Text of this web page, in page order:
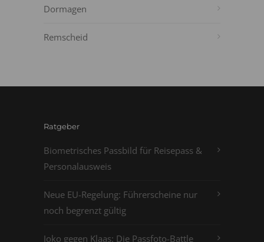
Dormagen
Remscheid
Ratgeber
Biometrisches Passbild für Reisepass &
Personalausweis
Neue EU-Regelung: Führerscheine nur
noch begrenzt gültig
Joko gegen Klaas: Die Passfoto-Battle